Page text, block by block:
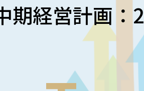
期経営計画：